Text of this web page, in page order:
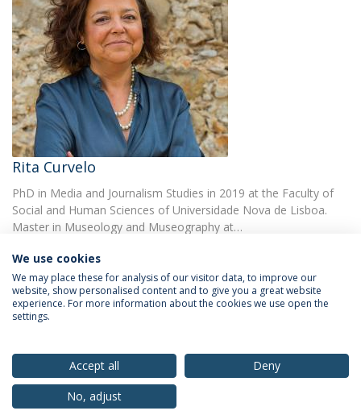
Rita Curvelo
PhD in Media and Journalism Studies in 2019 at the Faculty of
Social and Human Sciences of Universidade Nova de Lisboa.
Master in Museology and Museography at…
Privacy Policy
© 2026 Universidade Católica Portuguesa
We use cookies
We may place these for analysis of our visitor data, to improve our
website, show personalised content and to give you a great website
experience. For more information about the cookies we use open the
settings.
Accept all
Deny
No, adjust